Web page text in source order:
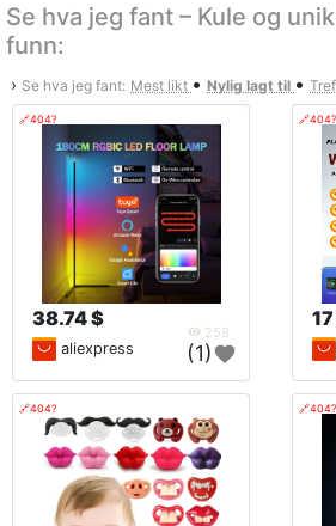
Se hva jeg fant – Kule og
funn:
› Se hva jeg fant: Mest likt • Nylig lagt til •
🔗404?
38.74 $
258
aliexpress (1)
🔗404?
🔗404? 🔗404?